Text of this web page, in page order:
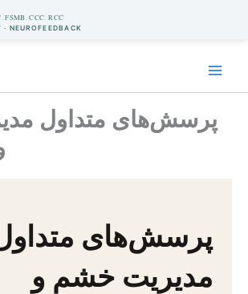
پرسش‌های متداول
پرسش‌های
مدیریت خشم و
NEUROFEEDBACK